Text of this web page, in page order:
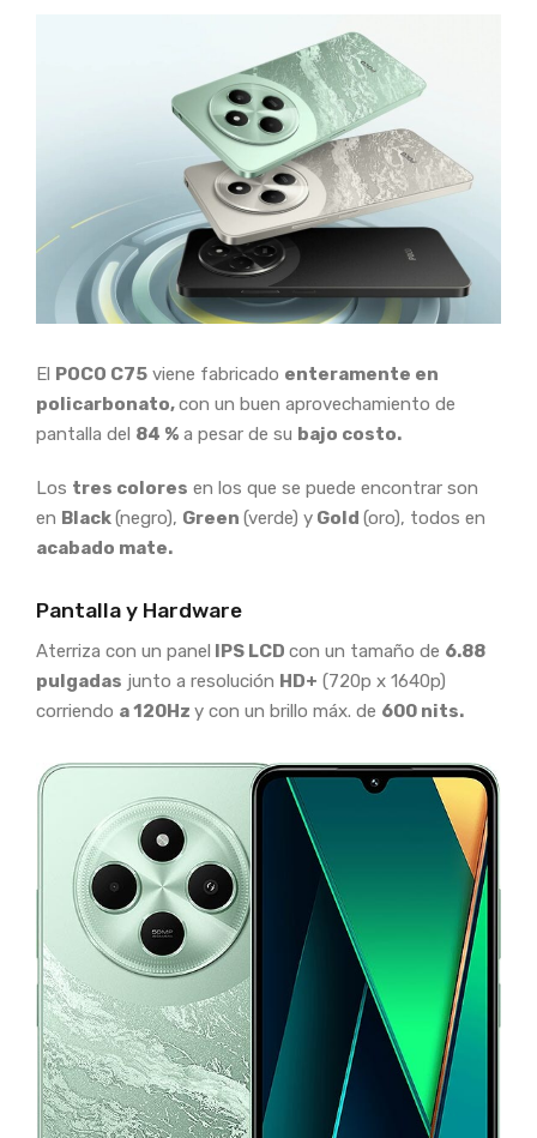
El POCO C75 viene fabricado enteramente en
policarbonato,con un buen aprovechamiento de
pantalla del 84 % a pesar de su bajo costo.
Los tres colores en los que se puede encontrar son
en Black(negro), Green (verde) y Gold (oro), todos en
acabado mate.
Pantalla y Hardware
Aterriza con un panel IPS LCD con un tamaño de 6.88
pulgadas junto a resolución HD+ (720p x 1640p)
corriendo a 120Hz y con un brillo máx. de 600 nits.